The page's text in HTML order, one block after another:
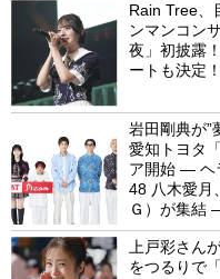
Rain Tree、
ンマンコン
夜」初披露
ートも決定！
岩田剛典が”
愛知トヨタ
ア開始 ― ヘ
48 八木愛月
Ｇ）が集結
上戸彩さん
をつるりで